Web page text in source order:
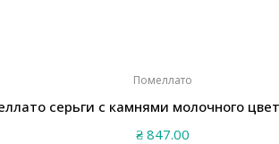
Помеллато
серьги с камнями молочного
₴847.00